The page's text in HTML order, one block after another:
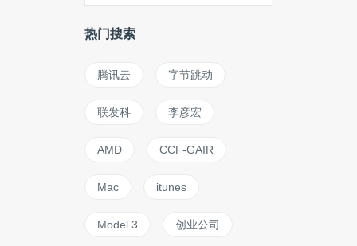
热门搜索
腾讯云 字节跳动
联发科 李彦宏
AMD CCF-GAIR
Mac itunes
Model 3 创业公司